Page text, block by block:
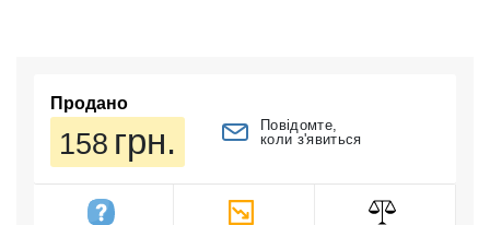
Продано
158 грн.
Повідомте,
коли з'явиться